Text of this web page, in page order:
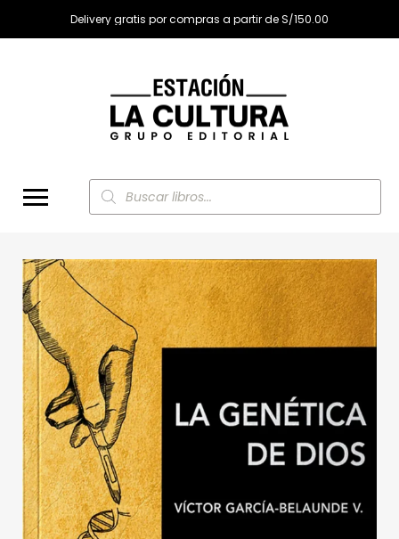
Delivery gratis por compras a partir de S/150.00
Búsqueda
de
productos